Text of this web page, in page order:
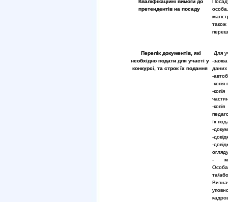
Кваліфікаційні вимоги до
претендентів на посаду
Перелік документів, які
необхідно подати для участі у
конкурсі, та строк їх подання
Для
-
даних
-
-
-
-
їх
-
-
-
-
Особа
та/